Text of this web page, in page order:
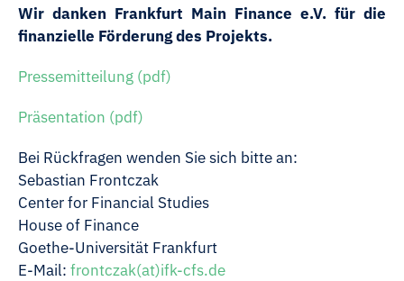
Wir danken Frankfurt Main Finance e.V. für die
finanzielle Förderung des Projekts.
Pressemitteilung (pdf)
Präsentation (pdf)
Bei Rückfragen wenden Sie sich bitte an:
Sebastian Frontczak
Center for Financial Studies
House of Finance
Goethe-Universität Frankfurt
E-Mail: frontczak(at)ifk-cfs.de